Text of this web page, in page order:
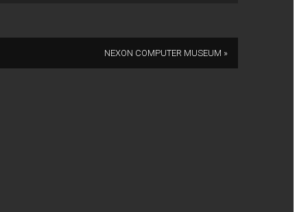
NEXON COMPUTER MUSEUM »